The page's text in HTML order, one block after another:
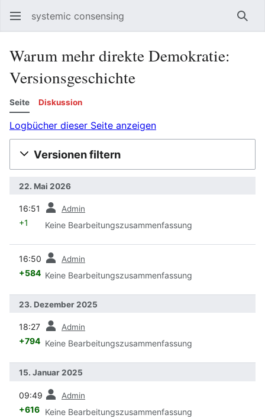
systemic consensing
Warum mehr direkte Demokratie:
Versionsgeschichte
Seite Diskussion
Logbücher dieser Seite anzeigen
Versionen filtern
22. Mai 2026
16:51 Admin
+1 Keine Bearbeitungszusammenfassung
16:50 Admin
+584 Keine Bearbeitungszusammenfassung
23. Dezember 2025
18:27 Admin
+794 Keine Bearbeitungszusammenfassung
15. Januar 2025
09:49 Admin
+616 Keine Bearbeitungszusammenfassung